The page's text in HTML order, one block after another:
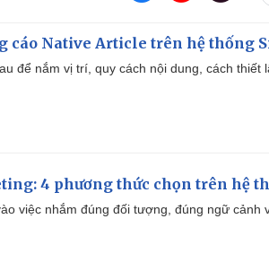
cáo Native Article trên hệ thống
để nắm vị trí, quy cách nội dung, cách thiết
4 phương thức chọn trên hệ
việc nhắm đúng đối tượng, đúng ngữ cảnh